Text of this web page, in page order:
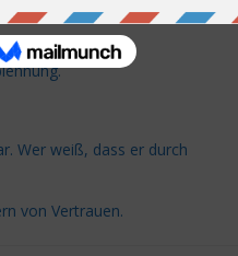
Wer weiß, dass er durch
von Vertrauen.